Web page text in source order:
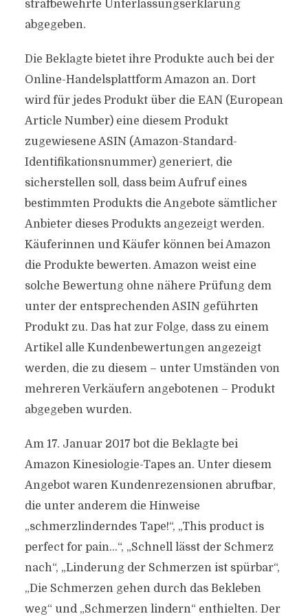
strafbewehrte Unterlassungserklärung
abgegeben.
Die Beklagte bietet ihre Produkte auch bei der
Online-Handelsplattform Amazon an. Dort
wird für jedes Produkt über die EAN (European
Article Number) eine diesem Produkt
zugewiesene ASIN (Amazon-Standard-
Identifikationsnummer) generiert, die
sicherstellen soll, dass beim Aufruf eines
bestimmten Produkts die Angebote sämtlicher
Anbieter dieses Produkts angezeigt werden.
Käuferinnen und Käufer können bei Amazon
die Produkte bewerten. Amazon weist eine
solche Bewertung ohne nähere Prüfung dem
unter der entsprechenden ASIN geführten
Produkt zu. Das hat zur Folge, dass zu einem
Artikel alle Kundenbewertungen angezeigt
werden, die zu diesem – unter Umständen von
mehreren Verkäufern angebotenen – Produkt
abgegeben wurden.
Am 17. Januar 2017 bot die Beklagte bei
Amazon Kinesiologie-Tapes an. Unter diesem
Angebot waren Kundenrezensionen abrufbar,
die unter anderem die Hinweise
„schmerzlinderndes Tape!“, „This product is
perfect for pain…“, „Schnell lässt der Schmerz
nach“, „Linderung der Schmerzen ist spürbar“,
„Die Schmerzen gehen durch das Bekleben
weg“ und „Schmerzen lindern“ enthielten. Der